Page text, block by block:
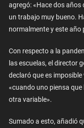
agregó: «Hace dos
un trabajo muy bueno.
normalmente y este
Con respecto a la
las escuelas, el director
declaró que es
«cuando uno piensa
otra variable».
Sumado a esto, añadió